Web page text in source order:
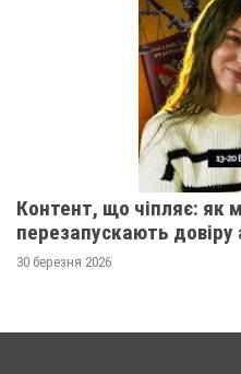
Контент, що чіпляє: як
перезапускають довіру
30 березня 2026